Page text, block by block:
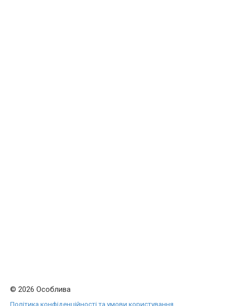
© 2026 Особлива
Політика конфіденційності та умови користування